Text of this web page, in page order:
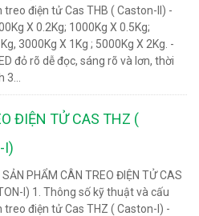
treo điện tử Cas THB ( Caston-II) -
X 0.2Kg; 1000Kg X 0.5Kg;
3000Kg X 1Kg ; 5000Kg X 2Kg. -
đỏ rõ dễ đọc, sáng rõ và lơn, thời
ĐIỆN TỬ CAS THZ (
I)
SẢN PHẨM CÂN TREO ĐIỆN TỬ CAS
I) 1. Thông số kỹ thuật và cấu
treo điện tử Cas THZ ( Caston-I) -